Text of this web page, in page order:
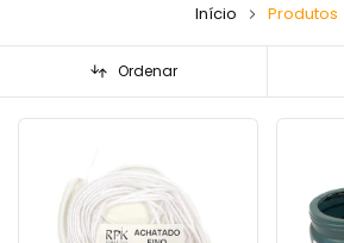
Início Produtos
Ordenar